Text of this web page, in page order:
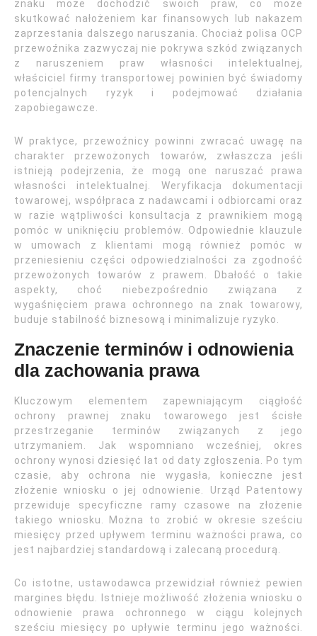
znaku może dochodzić swoich praw, co może
skutkować nałożeniem kar finansowych lub nakazem
zaprzestania dalszego naruszania. Chociaż polisa OCP
przewoźnika zazwyczaj nie pokrywa szkód związanych
z naruszeniem praw własności intelektualnej,
właściciel firmy transportowej powinien być świadomy
potencjalnych ryzyk i podejmować działania
zapobiegawcze.
W praktyce, przewoźnicy powinni zwracać uwagę na
charakter przewożonych towarów, zwłaszcza jeśli
istnieją podejrzenia, że mogą one naruszać prawa
własności intelektualnej. Weryfikacja dokumentacji
towarowej, współpraca z nadawcami i odbiorcami oraz
w razie wątpliwości konsultacja z prawnikiem mogą
pomóc w uniknięciu problemów. Odpowiednie klauzule
w umowach z klientami mogą również pomóc w
przeniesieniu części odpowiedzialności za zgodność
przewożonych towarów z prawem. Dbałość o takie
aspekty, choć niebezpośrednio związana z
wygaśnięciem prawa ochronnego na znak towarowy,
buduje stabilność biznesową i minimalizuje ryzyko.
Znaczenie terminów i odnowienia
dla zachowania prawa
Kluczowym elementem zapewniającym ciągłość
ochrony prawnej znaku towarowego jest ścisłe
przestrzeganie terminów związanych z jego
utrzymaniem. Jak wspomniano wcześniej, okres
ochrony wynosi dziesięć lat od daty zgłoszenia. Po tym
czasie, aby ochrona nie wygasła, konieczne jest
złożenie wniosku o jej odnowienie. Urząd Patentowy
przewiduje specyficzne ramy czasowe na złożenie
takiego wniosku. Można to zrobić w okresie sześciu
miesięcy przed upływem terminu ważności prawa, co
jest najbardziej standardową i zalecaną procedurą.
Co istotne, ustawodawca przewidział również pewien
margines błędu. Istnieje możliwość złożenia wniosku o
odnowienie prawa ochronnego w ciągu kolejnych
sześciu miesięcy po upływie terminu jego ważności.